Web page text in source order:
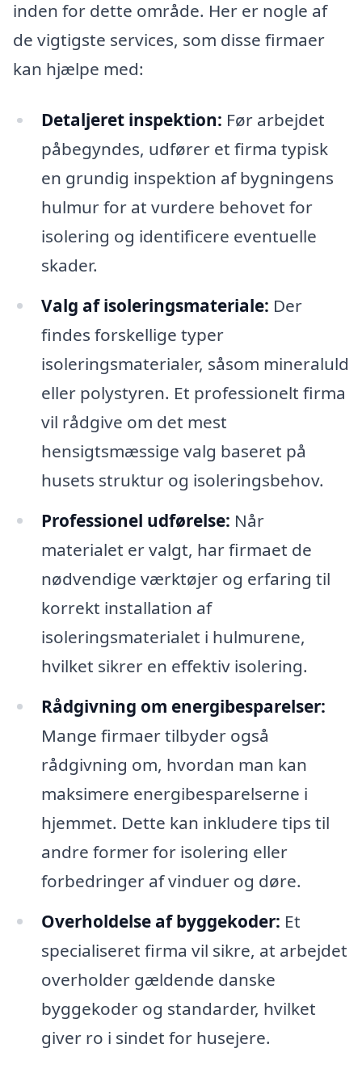
inden for dette område. Her er nogle af
de vigtigste services, som disse firmaer
kan hjælpe med:
Detaljeret inspektion: Før arbejdet
påbegyndes, udfører et firma typisk
en grundig inspektion af bygningens
hulmur for at vurdere behovet for
isolering og identificere eventuelle
skader.
Valg af isoleringsmateriale: Der
findes forskellige typer
isoleringsmaterialer, såsom mineraluld
eller polystyren. Et professionelt firma
vil rådgive om det mest
hensigtsmæssige valg baseret på
husets struktur og isoleringsbehov.
Professionel udførelse: Når
materialet er valgt, har firmaet de
nødvendige værktøjer og erfaring til
korrekt installation af
isoleringsmaterialet i hulmurene,
hvilket sikrer en effektiv isolering.
Rådgivning om energibesparelser:
Mange firmaer tilbyder også
rådgivning om, hvordan man kan
maksimere energibesparelserne i
hjemmet. Dette kan inkludere tips til
andre former for isolering eller
forbedringer af vinduer og døre.
Overholdelse af byggekoder: Et
specialiseret firma vil sikre, at arbejdet
overholder gældende danske
byggekoder og standarder, hvilket
giver ro i sindet for husejere.